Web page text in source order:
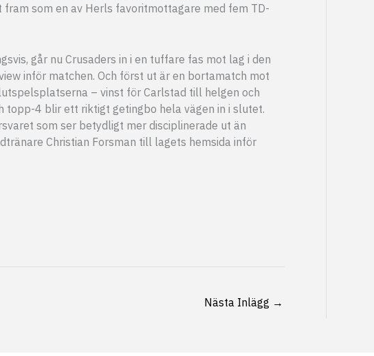
som en av Herls favoritmottagare med fem TD-
går nu Crusaders in i en tuffare fas mot lag i den
inför matchen. Och först ut är en bortamatch mot
– vinst för Carlstad till helgen och
4 blir ett riktigt getingbo hela vägen in i slutet.
som ser betydligt mer disciplinerade ut än
Christian Forsman till lagets hemsida inför
Nästa Inlägg →